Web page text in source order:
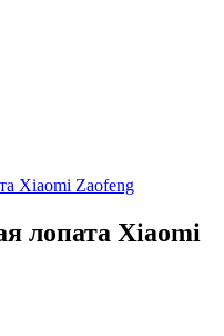
Xiaomi Zaofeng
лопата Xiaomi